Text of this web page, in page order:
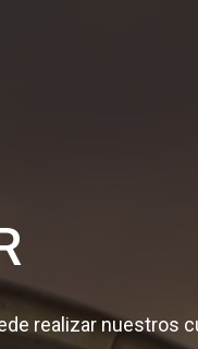
realizar nuestros